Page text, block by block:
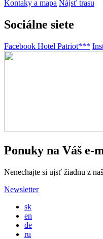
Kontaky a mapa Nájsť trasu
Sociálne siete
Facebook Hotel Patriot***
Ponuky na Váš e-
Nenechajte si ujsť žiadnu z
Newsletter
sk
en
de
ru